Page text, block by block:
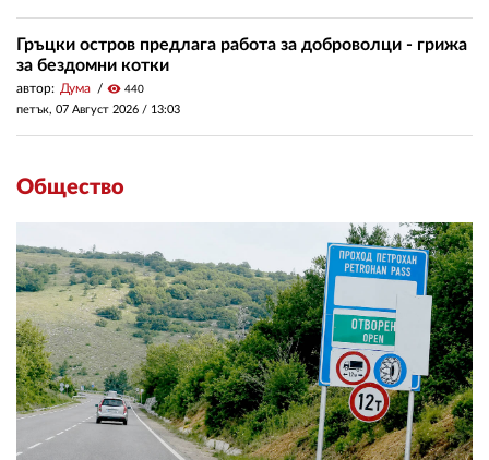
Гръцки остров предлага работа за доброволци - грижа
за бездомни котки
автор: Дума visibility 440
петък, 07 Август 2026 / 13:03
Общество